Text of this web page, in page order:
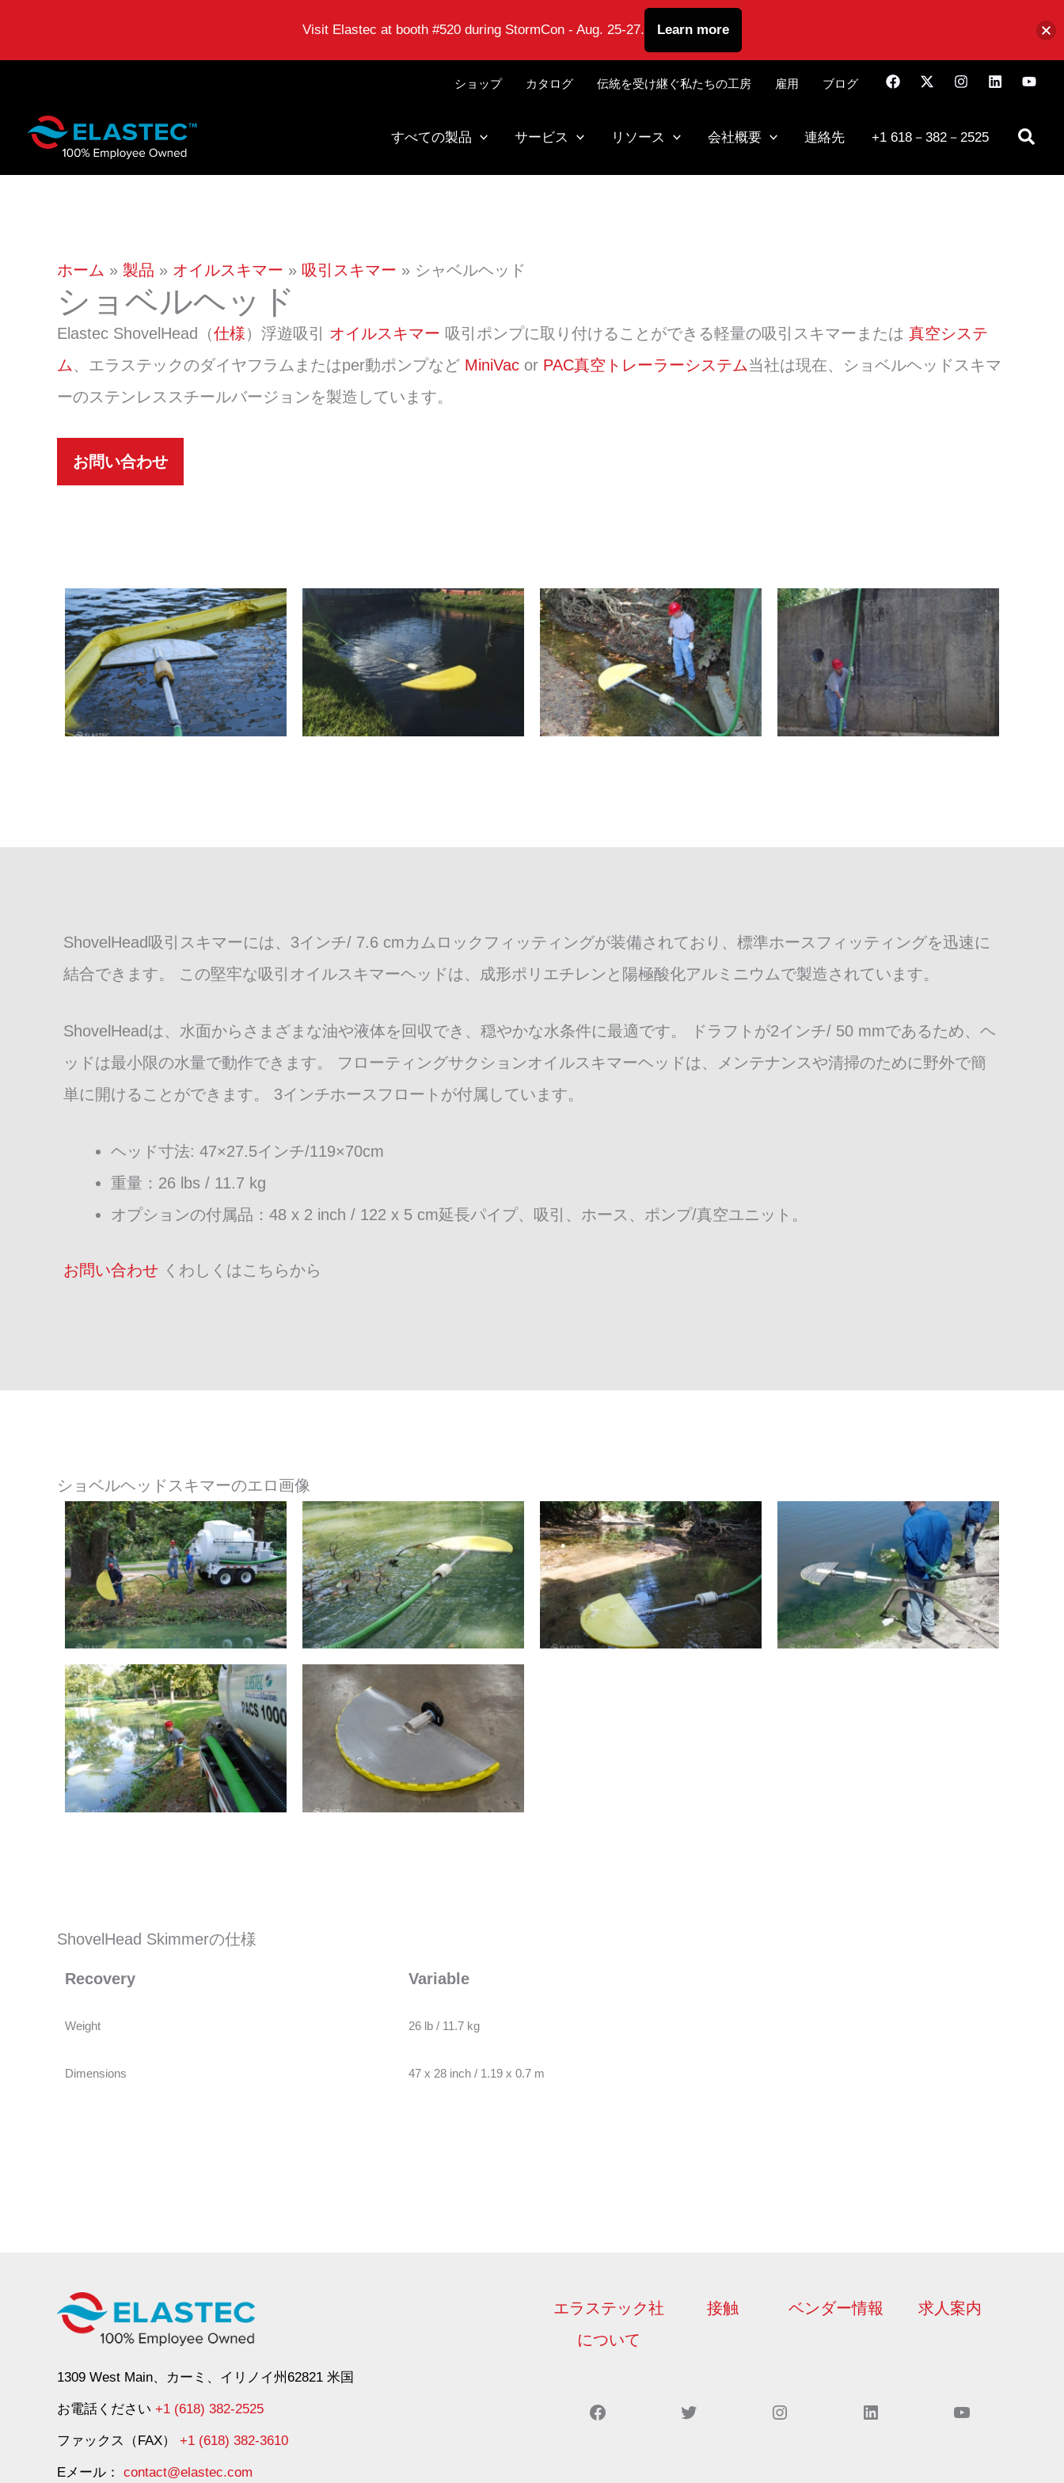
ショップ カタログ 伝統を受け継ぐ私たちの工房 雇用 ブログ
すべての製品 サービス リソース 会社概要 連絡先 +1 618－382－2525
ホーム 製品 オイルスキマー 吸引スキマー シャベルヘッド
ショベルヘッド
Elastec ShovelHead（仕様）浮遊吸引 オイルスキマー 吸引ポンプに取り付けることができる軽量の吸引スキマーまたは 真空システ
ム、エラステックのダイヤフラムまたはper動ポンプなど MiniVac or PAC真空トレーラーシステム当社は現在、ショベルヘッドスキマ
ーのステンレススチールバージョンを製造しています。
お問い合わせ
ShovelHead吸引スキマーには、3インチ/ 7.6 cmカムロックフィッティングが装備されており、標準ホースフィッティングを迅速に
結合できます。 この堅牢な吸引オイルスキマーヘッドは、成形ポリエチレンと陽極酸化アルミニウムで製造されています。
ShovelHeadは、水面からさまざまな油や液体を回収でき、穏やかな水条件に最適です。 ドラフトが2インチ/ 50 mmであるため、ヘ
ッドは最小限の水量で動作できます。 フローティングサクションオイルスキマーヘッドは、メンテナンスや清掃のために野外で簡
単に開けることができます。 3インチホースフロートが付属しています。
ヘッド寸法: 47×27.5インチ/119×70cm
重量：26 lbs / 11.7 kg
オプションの付属品：48 x 2 inch / 122 x 5 cm延長パイプ、吸引、ホース、ポンプ/真空ユニット。
お問い合わせ くわしくはこちらから
ショベルヘッドスキマーのエロ画像
ShovelHead Skimmerの仕様
Recovery Variable
Weight 26 lb / 11.7 kg
Dimensions 47 x 28 inch / 1.19 x 0.7 m
1309 West Main、カーミ、イリノイ州62821 米国
お電話ください +1 (618) 382-2525
ファックス（FAX） +1 (618) 382-3610
Eメール： contact@elastec.com
エラステック社
について
接触 ベンダー情報 求人案内
Facebook Twitter Instagram LinkedIn YouTubeでご覧いただけます。
Visit Elastec at booth #520 during StormCon - Aug. 25-27. Learn more